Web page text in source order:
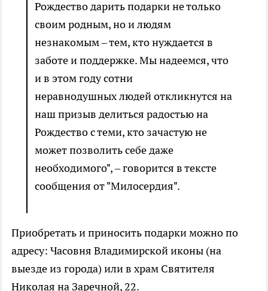
Рождество дарить подарки не только
своим родным, но и людям
незнакомым – тем, кто нуждается в
заботе и поддержке. Мы надеемся, что
и в этом году сотни
неравнодушных людей откликнутся на
наш призыв делиться радостью на
Рождество с теми, кто зачастую не
может позволить себе даже
необходимого", – говорится в тексте
сообщения от "Милосердия".
Приобретать и приносить подарки можно по
адресу: Часовня Владимирской иконы (на
выезде из города) или в храм Святителя
Николая на Заречной, 22.